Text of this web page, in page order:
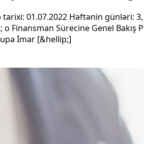
01.07.2022 Həftənin günləri: 3,
Finansman Sürecine Genel
İmar [&hellip;]